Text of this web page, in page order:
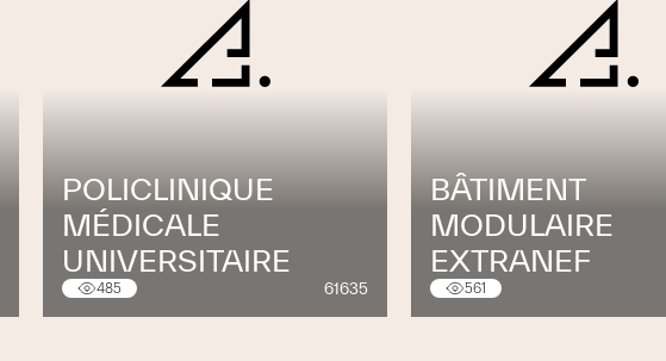
POLICLINIQUE
MÉDICALE
UNIVERSITAIRE
485 61635
BÂTIMENT
MODULAIRE
EXTRANEF
561